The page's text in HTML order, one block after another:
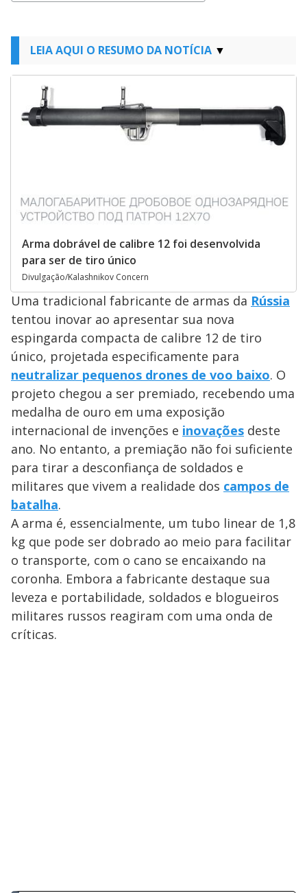
LEIA AQUI O RESUMO DA NOTÍCIA
Arma dobrável de calibre 12 foi desenvolvida
para ser de tiro único
Divulgação/Kalashnikov Concern
Uma tradicional fabricante de armas da Rússia
tentou inovar ao apresentar sua nova
espingarda compacta de calibre 12 de tiro
único, projetada especificamente para
neutralizar pequenos drones de voo baixo. O
projeto chegou a ser premiado, recebendo uma
medalha de ouro em uma exposição
internacional de invenções e inovações deste
ano. No entanto, a premiação não foi suficiente
para tirar a desconfiança de soldados e
militares que vivem a realidade dos campos de
batalha.
A arma é, essencialmente, um tubo linear de 1,8
kg que pode ser dobrado ao meio para facilitar
o transporte, com o cano se encaixando na
coronha. Embora a fabricante destaque sua
leveza e portabilidade, soldados e blogueiros
militares russos reagiram com uma onda de
críticas.